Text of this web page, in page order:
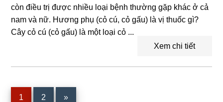
còn điều trị được nhiều loại bệnh thường gặp khác ở cả
nam và nữ. Hương phụ (cỏ cú, cỏ gấu) là vị thuốc gì?
Cây cỏ cú (cỏ gấu) là một loại cỏ ...
Xem chi tiết
Trang
1 Trang
2 »